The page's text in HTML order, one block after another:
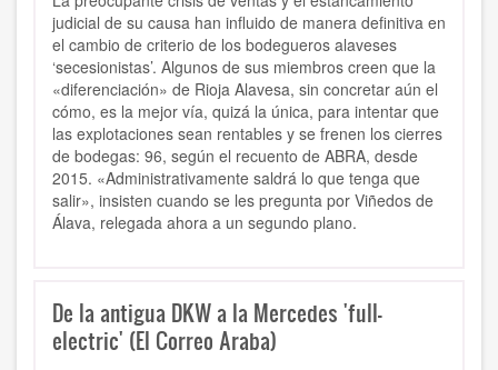
judicial de su causa han influido de manera definitiva en
el cambio de criterio de los bodegueros alaveses
‘secesionistas’. Algunos de sus miembros creen que la
«diferenciación» de Rioja Alavesa, sin concretar aún el
cómo, es la mejor vía, quizá la única, para intentar que
las explotaciones sean rentables y se frenen los cierres
de bodegas: 96, según el recuento de ABRA, desde
2015. «Administrativamente saldrá lo que tenga que
salir», insisten cuando se les pregunta por Viñedos de
Álava, relegada ahora a un segundo plano.
De la antigua DKW a la Mercedes 'full-
electric' (El Correo Araba)